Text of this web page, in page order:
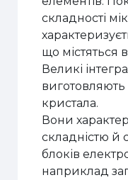
складності
що містяться
Великі
виготовляють
кристала.
Вони
складністю й
блоків
наприклад